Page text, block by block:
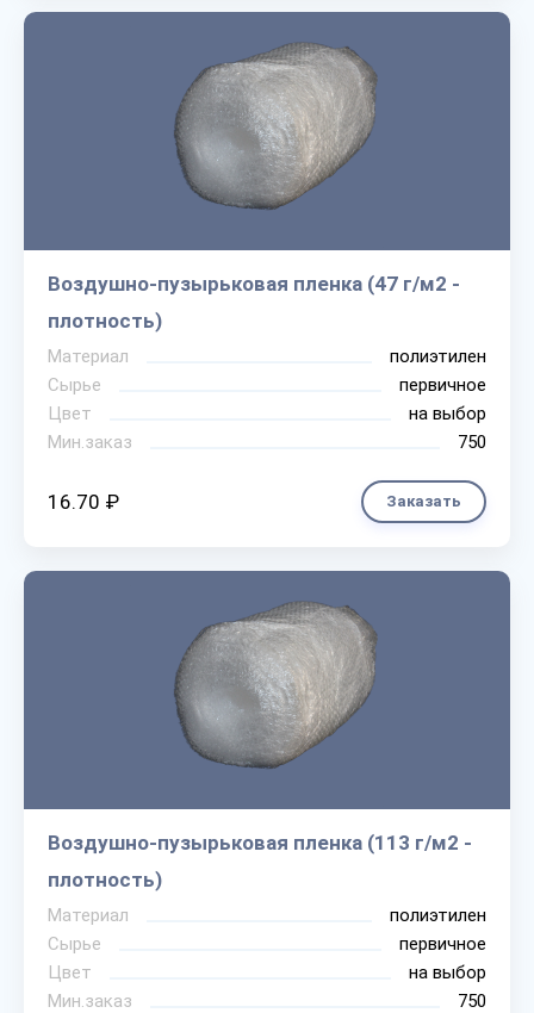
Воздушно-пузырьковая пленка (47 г/м2 -
плотность)
Материал
полиэтилен
Сырье
первичное
Цвет
на выбор
Мин.заказ
750
16.70 ₽ Заказать
Воздушно-пузырьковая пленка (113 г/м2 -
плотность)
Материал
полиэтилен
Сырье
первичное
Цвет
на выбор
Мин.заказ
750